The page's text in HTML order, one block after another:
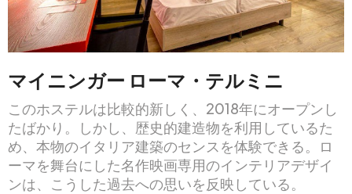
マイニンガー ローマ・テルミニ
このホステルは比較的新しく、2018年にオープンし
たばかり。しかし、歴史的建造物を利用しているた
め、本物のイタリア建築のセンスを体験できる。ロ
ーマを舞台にした名作映画専用のインテリアデザイ
ンは、こうした過去への思いを反映している。